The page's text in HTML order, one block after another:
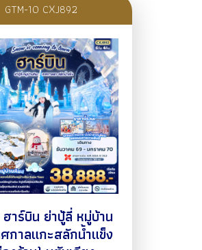
GTM-10 CXJ892
าร์บิน ย่าปู้ลี่ หมู่บ้าน
กาลแกะสลักน้ำแข็ง